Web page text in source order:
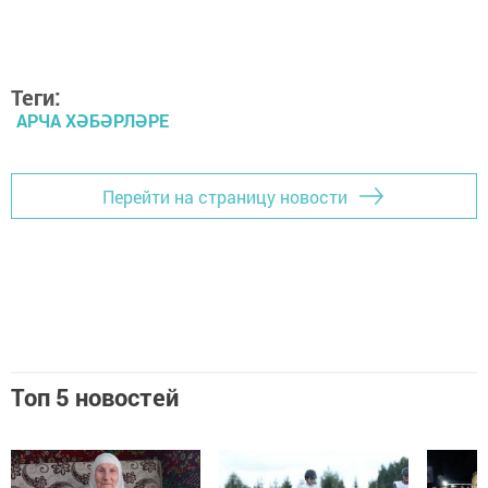
Теги:
АРЧА ХӘБӘРЛӘРЕ
Перейти на страницу новости
Топ 5 новостей